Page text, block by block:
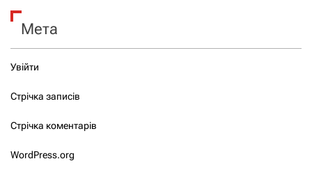
Мета
Увійти
Стрічка записів
Стрічка коментарів
WordPress.org